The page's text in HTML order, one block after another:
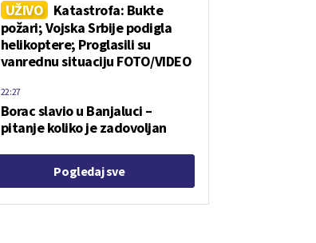
UŽIVO
Katastrofa: Bukte
požari; Vojska Srbije podigla
helikoptere; Proglasili su
vanrednu situaciju FOTO/VIDEO
Borac slavio u Banjaluci –
pitanje koliko je zadovoljan
22:27
Pogledaj sve